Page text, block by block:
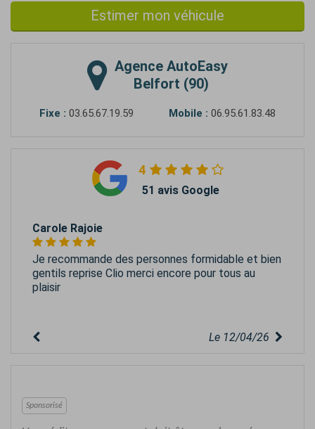
Estimer mon véhicule
Agence AutoEasy
Belfort (90)
Fixe : 03.65.67.19.59 Mobile : 06.95.61.83.48
4
51 avis Google
Carole Rajoie
Je recommande des personnes formidable et bien
gentils reprise Clio merci encore pour tous au
plaisir
Le 12/04/26